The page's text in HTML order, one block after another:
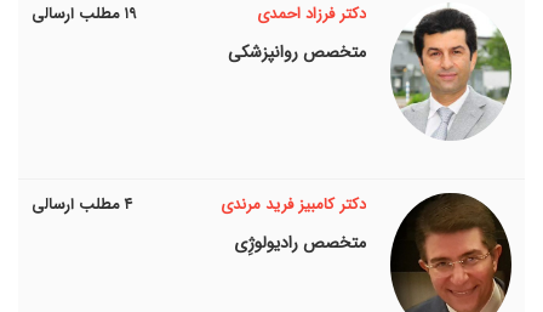
دکتر فرزاد احمدی ۱۹ مطلب ارسالی
متخصص روانپزشکی
دکتر کامبیز فرید مرندی ۴ مطلب ارسالی
متخصص رادیولوژِی